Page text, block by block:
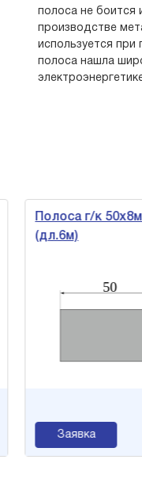
полоса не боится
производстве
используется при
полоса нашла
Полоса г/к 50х8мм
(дл.6м)
Заявка